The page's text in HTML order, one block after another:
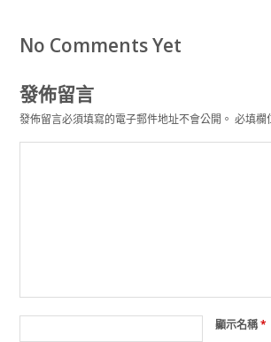
No Comments Yet
發佈留言
發佈留言必須填寫的電子郵件地址不會公開。 必填欄
顯示名稱*